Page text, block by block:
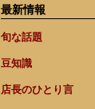
最新情報
旬な話題
豆知識
店長のひとり言